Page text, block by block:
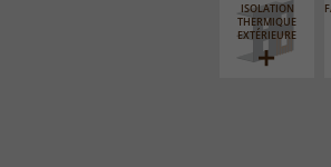
ISOLATION
THERMIQUE
EXTÉRIEURE